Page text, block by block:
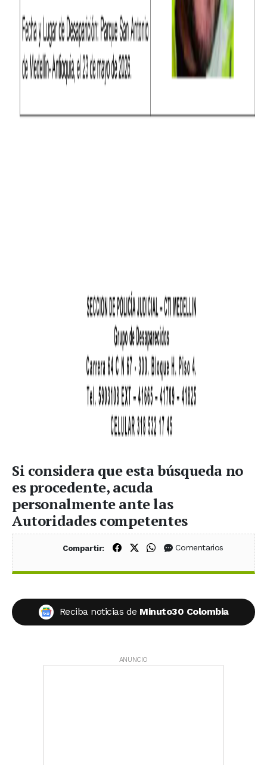
Si considera que esta búsqueda no
es procedente, acuda
personalmente ante las
Autoridades competentes
Compartir: Compartir en Facebook
Compartir en X (Twitter)
Compartir en WhatsApp
Comentarios
Reciba noticias de Minuto30 Colombia
ANUNCIO